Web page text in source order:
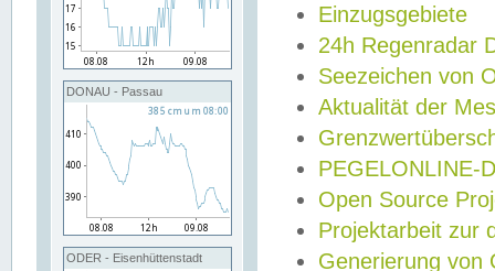
DONAU - Passau
ODER - Eisenhüttenstadt
Einzugsgebiete
24h Regenradar
Seezeichen von
Aktualität der
PEGELONLINE-
Open Source
Projektarbeit zur
Generierung von